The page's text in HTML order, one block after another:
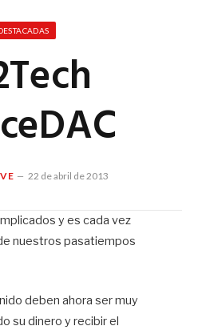
22 de abril de 2013
y es cada vez
nuestros pasatiempos
deben ahora ser muy
su dinero y recibir el